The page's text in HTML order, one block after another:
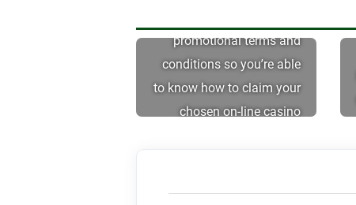
promotional terms and
conditions so you’re able
to know how to claim your
chosen on-line casino